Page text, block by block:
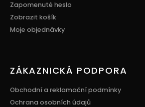
Zapomenuté heslo
Zobrazit košík
Moje objednávky
ZÁKAZNICKÁ PODPORA
Obchodní a reklamační podmínky
Ochrana osobních údajů